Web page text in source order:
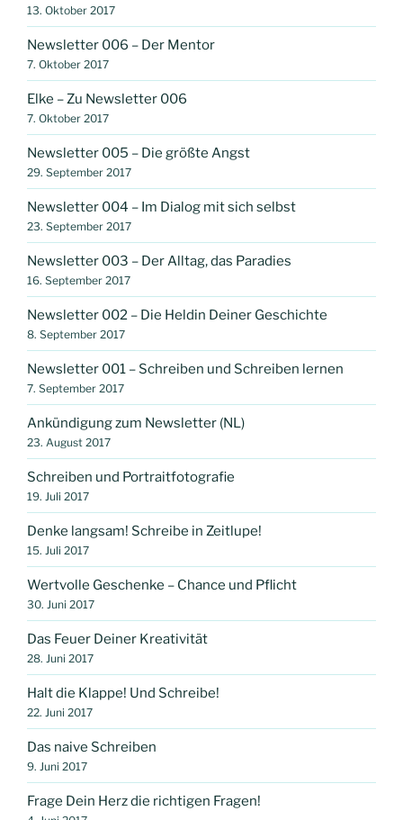
13. Oktober 2017
Newsletter 006 – Der Mentor
7. Oktober 2017
Elke – Zu Newsletter 006
7. Oktober 2017
Newsletter 005 – Die größte Angst
29. September 2017
Newsletter 004 – Im Dialog mit sich selbst
23. September 2017
Newsletter 003 – Der Alltag, das Paradies
16. September 2017
Newsletter 002 – Die Heldin Deiner Geschichte
8. September 2017
Newsletter 001 – Schreiben und Schreiben lernen
7. September 2017
Ankündigung zum Newsletter (NL)
23. August 2017
Schreiben und Portraitfotografie
19. Juli 2017
Denke langsam! Schreibe in Zeitlupe!
15. Juli 2017
Wertvolle Geschenke – Chance und Pflicht
30. Juni 2017
Das Feuer Deiner Kreativität
28. Juni 2017
Halt die Klappe! Und Schreibe!
22. Juni 2017
Das naive Schreiben
9. Juni 2017
Frage Dein Herz die richtigen Fragen!